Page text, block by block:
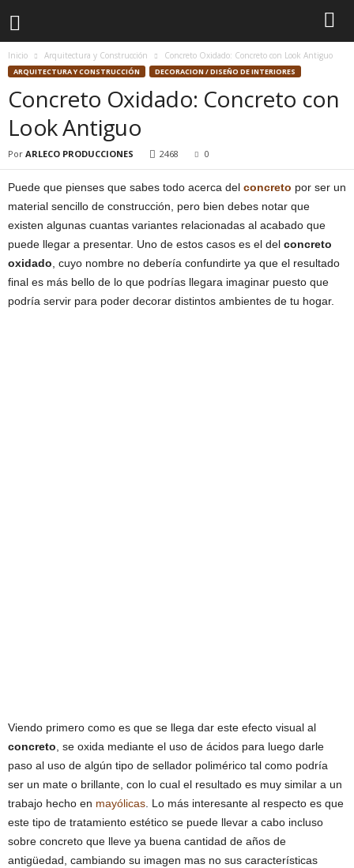
Inicio Arquitectura y Construcción Concreto Oxidado: Concreto con Look Antiguo
ARQUITECTURA Y CONSTRUCCIÓN DECORACION / DISEÑO DE INTERIORES
Concreto Oxidado: Concreto con
Look Antiguo
Por ARLECO PRODUCCIONES 2468 0
Puede que pienses que sabes todo acerca del concreto por ser un
material sencillo de construcción, pero bien debes notar que
existen algunas cuantas variantes relacionadas al acabado que
puede llegar a presentar. Uno de estos casos es el del concreto
oxidado , cuyo nombre no debería confundirte ya que el resultado
final es más bello de lo que podrías llegara imaginar puesto que
podría servir para poder decorar distintos ambientes de tu hogar.
Viendo primero como es que se llega dar este efecto visual al
concreto, se oxida mediante el uso de ácidos para luego darle
paso al uso de algún tipo de sellador polimérico tal como podría
ser un mate o brillante, con lo cual el resultado es muy similar a un
trabajo hecho en mayólicas. Lo más interesante al respecto es que
este tipo de tratamiento estético se puede llevar a cabo incluso
sobre concreto que lleve ya buena cantidad de años de
antigüedad, cambiando su imagen mas no sus características